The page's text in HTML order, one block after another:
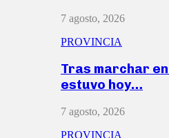
7 agosto, 2026
PROVINCIA
Tras marchar
estuvo hoy…
7 agosto, 2026
PROVINCIA